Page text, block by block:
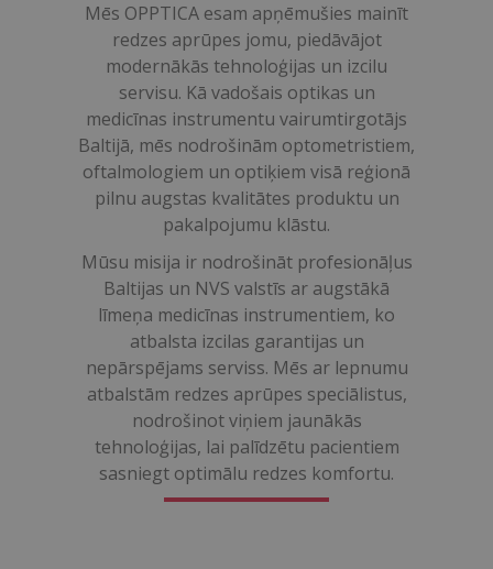
Mēs OPPTICA esam apņēmušies mainīt
redzes aprūpes jomu, piedāvājot
modernākās tehnoloģijas un izcilu
servisu. Kā vadošais optikas un
medicīnas instrumentu vairumtirgotājs
Baltijā, mēs nodrošinām optometristiem,
oftalmologiem un optiķiem visā reģionā
pilnu augstas kvalitātes produktu un
pakalpojumu klāstu.
Mūsu misija ir nodrošināt profesionāļus
Baltijas un NVS valstīs ar augstākā
līmeņa medicīnas instrumentiem, ko
atbalsta izcilas garantijas un
nepārspējams serviss. Mēs ar lepnumu
atbalstām redzes aprūpes speciālistus,
nodrošinot viņiem jaunākās
tehnoloģijas, lai palīdzētu pacientiem
sasniegt optimālu redzes komfortu.